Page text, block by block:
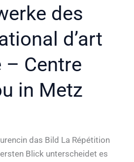
des
d’art
– Centre
in Metz
das Bild La Répétition
Blick unterscheidet es